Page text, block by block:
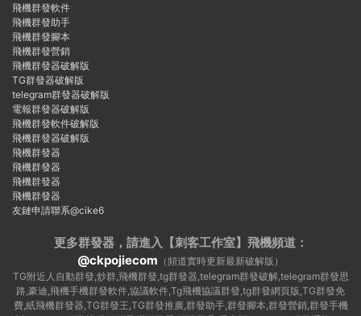
飛機群發軟件
飛機群發助手
飛機群發腳本
飛機群發營銷
飛機群發器破解版
TG群發器破解版
telegram群發器破解版
電報群發器破解版
飛機群發軟件破解版
飛機群發器破解版
飛機群發器
飛機群發器
飛機群發器
飛機群發器
友鏈申請聯系@cike6
更多群發器，請進入【刺客工作室】 飛機頻道：
@ckpojiecom （頻道實時更新最新破解版）
TG附近人自動群發,炒群,飛機群發,tg群發器,telegram群發破解,telegram群發思
路,豪迪,飛機手機群發軟件,協議軟件,Tg飛機協議群發,tg群發網頁版,TG群發免
費,紙飛機群發器,TG群發王,TG群發推廣,群發助手,群發腳本,群發營銷,群發手機